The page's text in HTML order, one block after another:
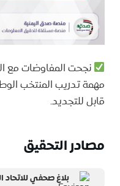
نجحت المفاوضات مع
مهمة تدريب المنتخب
قابل للتجديد.
مصادر التحقيق
بلاغ صحفي للاتحاد